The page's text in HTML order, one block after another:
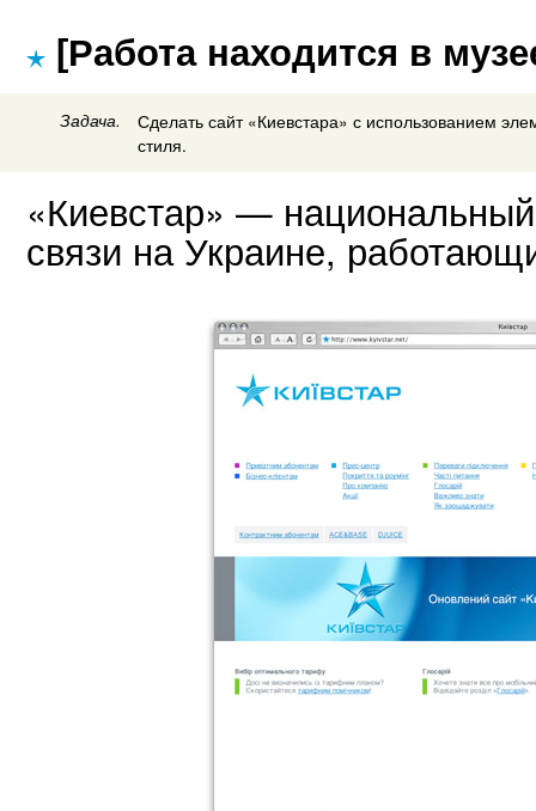
[Работа находится в
Задача.
Сделать сайт «Киевстара» с использованием
стиля.
«Киевстар» —
связи на Украине,